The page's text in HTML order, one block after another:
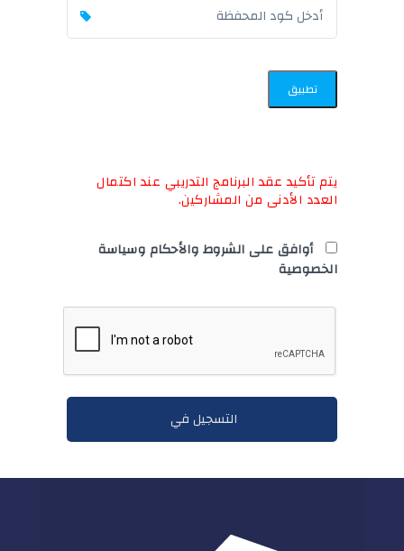
تطبيق
يتم تأكيد عقد البرنامج التدريبي عند اكتمال
العدد الأدنى من المشاركين.
أوافق على الشروط والأحكام وسياسة
الخصوصية